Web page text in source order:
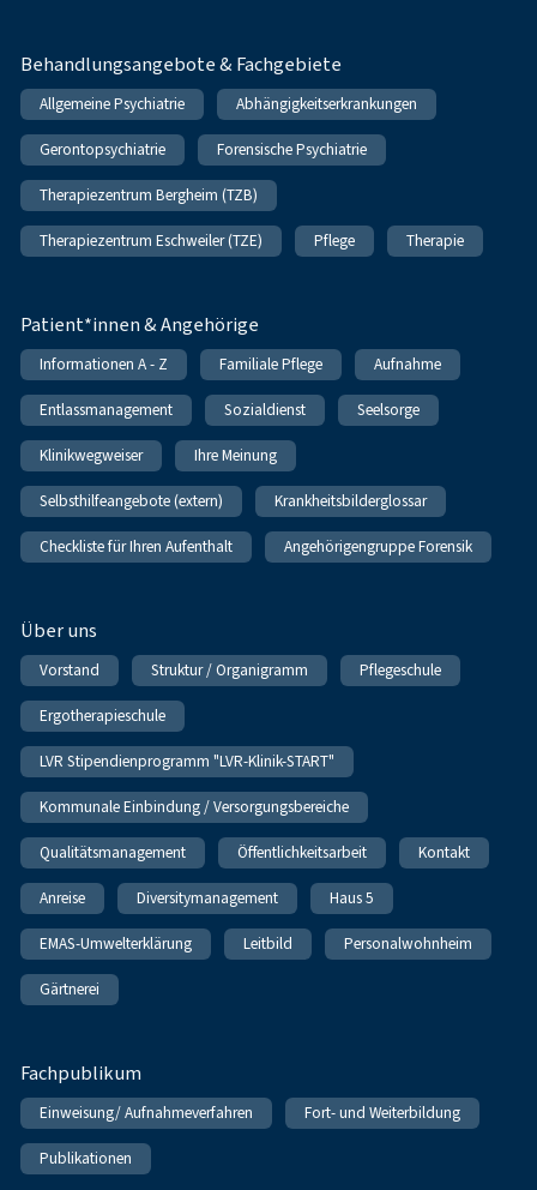
Behandlungsangebote & Fachgebiete
Allgemeine Psychiatrie Abhängigkeitserkrankungen
Gerontopsychiatrie Forensische Psychiatrie
Therapiezentrum Bergheim (TZB)
Therapiezentrum Eschweiler (TZE) Pflege Therapie
Patient*innen & Angehörige
Informationen A - Z Familiale Pflege Aufnahme
Entlassmanagement Sozialdienst Seelsorge
Klinikwegweiser Ihre Meinung
Selbsthilfeangebote (extern) Krankheitsbilderglossar
Checkliste für Ihren Aufenthalt Angehörigengruppe Forensik
Über uns
Vorstand Struktur / Organigramm Pflegeschule
Ergotherapieschule
LVR Stipendienprogramm "LVR-Klinik-START"
Kommunale Einbindung / Versorgungsbereiche
Qualitätsmanagement Öffentlichkeitsarbeit Kontakt
Anreise Diversitymanagement Haus 5
EMAS-Umwelterklärung Leitbild Personalwohnheim
Gärtnerei
Fachpublikum
Einweisung/ Aufnahmeverfahren Fort- und Weiterbildung
Publikationen